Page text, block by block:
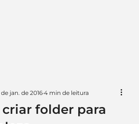
criar folder para
jan. de 2016 4 min de leitura